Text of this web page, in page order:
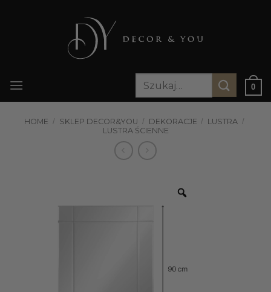
Szukaj:
0
HOME / SKLEP DECOR&YOU / DEKORACJE / LUSTRA /
LUSTRA ŚCIENNE